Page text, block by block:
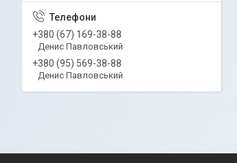
+380 (67) 169-38-88
Денис Павловський
+380 (95) 569-38-88
Денис Павловський